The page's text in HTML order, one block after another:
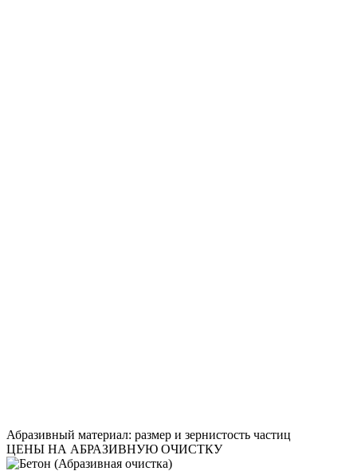
Абразивный материал: размер и зернистость частиц
ЦЕНЫ НА АБРАЗИВНУЮ ОЧИСТКУ